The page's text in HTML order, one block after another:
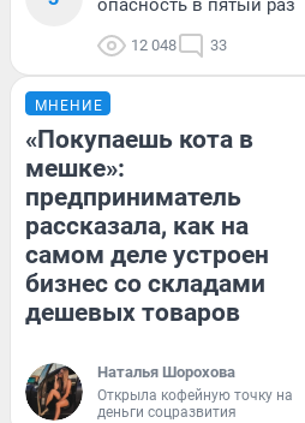
опасность в пятый раз
12 048 33
МНЕНИЕ
«Покупаешь кота в
мешке»:
предприниматель
рассказала, как на
самом деле устроен
бизнес со складами
дешевых товаров
Наталья Шорохова
Открыла кофейную точку на
деньги соцразвития